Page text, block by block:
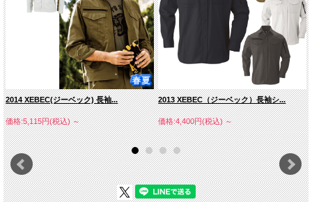
2014 XEBEC(ジーベック) 長袖...
価格:5,115円(税込)～
2013 XEBEC（ジーベック）長袖シ...
価格:4,400円(税込)～